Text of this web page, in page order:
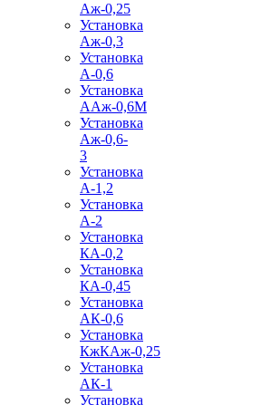
Аж-0,25
Установка
Аж-0,3
Установка
А-0,6
Установка
ААж-0,6М
Установка
Аж-0,6-
3
Установка
А-1,2
Установка
А-2
Установка
КА-0,2
Установка
КА-0,45
Установка
АК-0,6
Установка
КжКАж-0,25
Установка
АК-1
Установка